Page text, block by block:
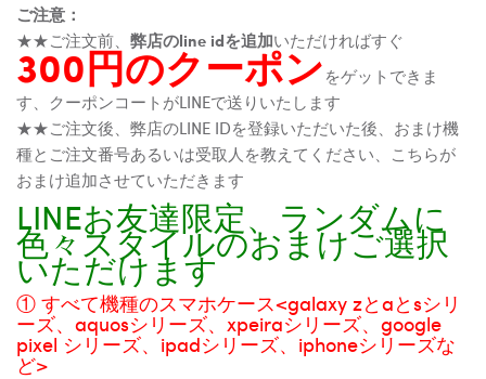
ご注意：
★★ご注文前、 弊店のline idを追加いただければすぐ
300円のクーポンをゲットできま
す、クーポンコートがLINEで送りいたします
★★ご注文後、弊店のLINE IDを登録いただいた後、おまけ機
種とご注文番号あるいは受取人を教えてください、こちらが
おまけ追加させていただきます
LINEお友達限定、ランダムに
色々スタイルのおまけご選択
いただけます
① すべて機種のスマホケース<galaxy zとaとsシリ
ーズ、aquosシリーズ、xpeiraシリーズ、google
pixel シリーズ、ipadシリーズ、iphoneシリーズな
ど>